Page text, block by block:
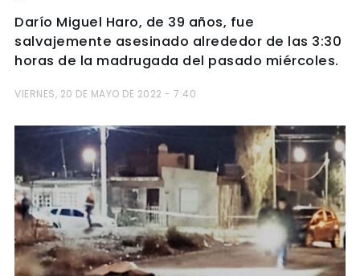
Darío Miguel Haro, de 39 años, fue
salvajemente asesinado alrededor de las 3:30
horas de la madrugada del pasado miércoles.
VIERNES, 20 DE MAYO DE 2022 - 7:40